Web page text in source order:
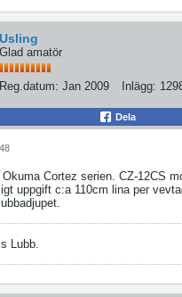
Usling
Glad amatör
Reg.datum: Jan 2009 Inlägg:
Dela
Okuma Cortez serien. CZ-12CS
uppgift c:a 110cm lina per
Lubb.